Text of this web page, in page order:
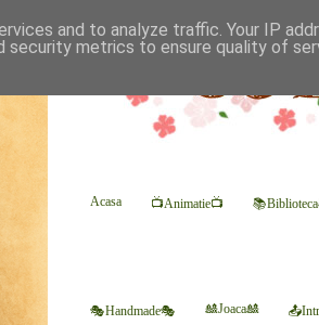
Acasa 📺Animatie📺
🎭Handmade🎭 🎎Joaca🎎
and to analyze traffic. Your IP
security metrics to ensure quality of